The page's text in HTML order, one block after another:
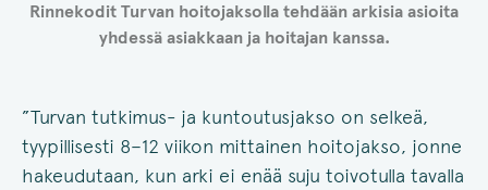
Rinnekodit Turvan hoitojaksolla tehdään arkisia asioita
yhdessä asiakkaan ja hoitajan kanssa.
”Turvan tutkimus- ja kuntoutusjakso on selkeä,
tyypillisesti 8–12 viikon mittainen hoitojakso, jonne
hakeudutaan, kun arki ei enää suju toivotulla tavalla